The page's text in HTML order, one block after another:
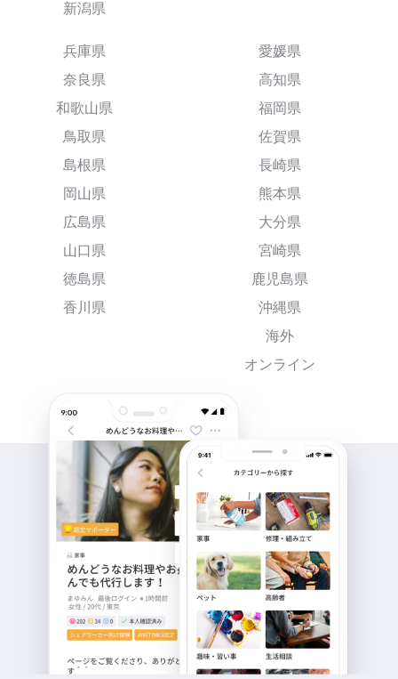
新潟県
兵庫県
奈良県
和歌山県
鳥取県
島根県
岡山県
広島県
山口県
徳島県
香川県
愛媛県
高知県
福岡県
佐賀県
長崎県
熊本県
大分県
宮崎県
鹿児島県
沖縄県
海外
オンライン